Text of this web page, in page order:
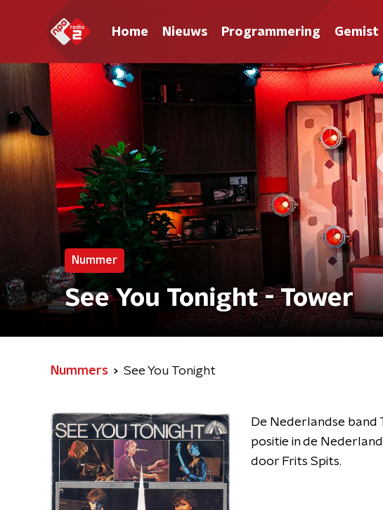
Home Nieuws Programmering Gemist
Nummer
See You Tonight - Tower
Nummers See You Tonight
De Nederlandse band
positie in de
door Frits Spits.